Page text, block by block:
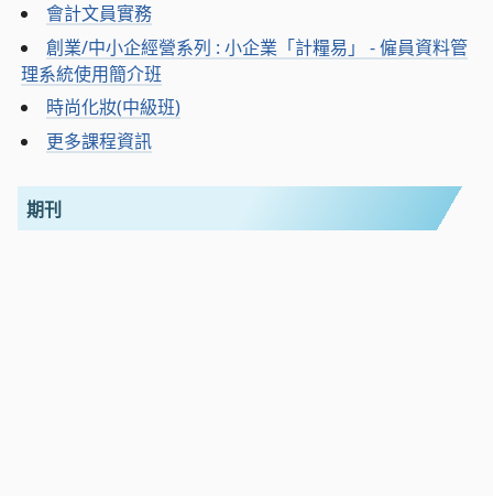
會計文員實務
創業/中小企經營系列 : 小企業「計糧易」 - 僱員資料管
理系統使用簡介班
時尚化妝(中級班)
更多課程資訊
期刊